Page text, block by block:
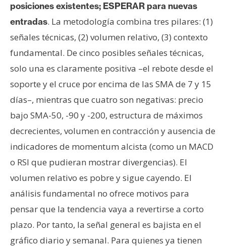
posiciones existentes; ESPERAR para nuevas
entradas. La metodología combina tres pilares: (1)
señales técnicas, (2) volumen relativo, (3) contexto
fundamental. De cinco posibles señales técnicas,
solo una es claramente positiva –el rebote desde el
soporte y el cruce por encima de las SMA de 7 y 15
días–, mientras que cuatro son negativas: precio
bajo SMA-50, -90 y -200, estructura de máximos
decrecientes, volumen en contracción y ausencia de
indicadores de momentum alcista (como un MACD
o RSI que pudieran mostrar divergencias). El
volumen relativo es pobre y sigue cayendo. El
análisis fundamental no ofrece motivos para
pensar que la tendencia vaya a revertirse a corto
plazo. Por tanto, la señal general es bajista en el
gráfico diario y semanal. Para quienes ya tienen